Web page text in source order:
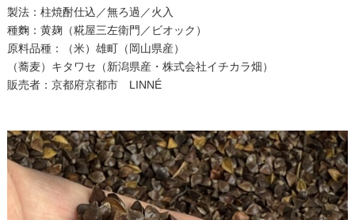
製法：柱焼酎仕込／無ろ過／火入
種麴：黄麹（糀屋三左衛門／ビオック）
原料品種：（米）雄町（岡山県産）
（蕎麦）キタワセ（新潟県産・株式会社イチカラ畑）
販売者：京都府京都市 LINNÉ